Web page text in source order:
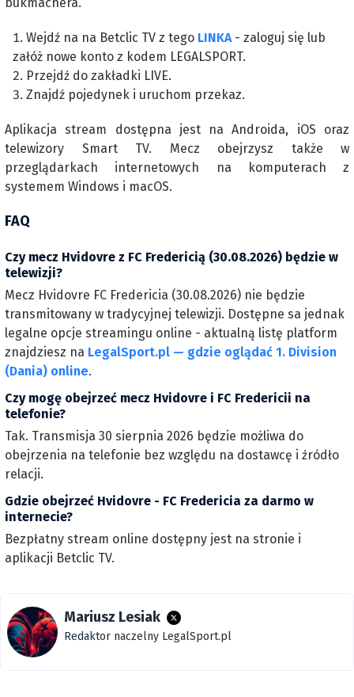
Wejdź na na Betclic TV z tego LINKA- zaloguj się lub
załóż nowe konto z kodem LEGALSPORT.
Przejdź do zakładki LIVE.
Znajdź pojedynek i uruchom przekaz.
Aplikacja stream dostępna jest na Androida, iOS oraz
telewizory Smart TV. Mecz obejrzysz także w
przeglądarkach internetowych na komputerach z
systemem Windows i macOS.
FAQ
Czy mecz Hvidovre z FC Fredericią (30.08.2026) będzie w
telewizji?
Mecz Hvidovre FC Fredericia (30.08.2026) nie będzie
transmitowany w tradycyjnej telewizji. Dostępne sa jednak
legalne opcje streamingu online - aktualną listę platform
znajdziesz na LegalSport.pl — gdzie oglądać 1. Division
(Dania) online.
Czy mogę obejrzeć mecz Hvidovre i FC Fredericii na
telefonie?
Tak. Transmisja 30 sierpnia 2026 będzie możliwa do
obejrzenia na telefonie bez względu na dostawcę i źródło
relacji.
Gdzie obejrzeć Hvidovre - FC Fredericia za darmo w
internecie?
Bezpłatny stream online dostępny jest na stronie i
aplikacji Betclic TV.
Mariusz Lesiak
Redaktor naczelny LegalSport.pl